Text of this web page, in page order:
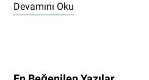
Devamını Oku